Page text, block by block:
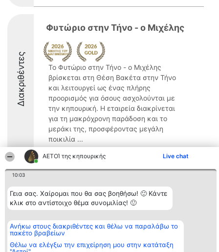
ΑΕΤΟΊ της κηπουρικής Live chat
10:03
Γεια σας. Χαίρομαι που θα σας βοηθήσω! 🙂 Κάντε
κλικ στο αντίστοιχο θέμα συνομιλίας! 🙂
Ανήκω στους διακριθέντες και θέλω να παραλάβω το
πακέτο βραβείων
Θέλω να ελέγξω την επιχείρηση μου στην κατάταξη
Διακριθέντες
Φυτώριο στην Τήνο - ο Μιχέλης
Το Φυτώριο στην Τήνο - ο Μιχέλης
βρίσκεται στη Θέση Βακέτα στην Τήνο
και λειτουργεί ως ένας πλήρης
προορισμός για όσους ασχολούνται με
την κηπουρική. Η εταιρεία διακρίνεται
για τη μακρόχρονη παράδοση και το
μεράκι της, προσφέροντας μεγάλη
ποικιλία ...
9.8
Διοργανωτής της
κατάταξης
BEAUTIFUL COMPANY
ΤΗΛ. ΕΠΙΚΟΙΝΩΝΙΑΣ:
2104128019
email:
aetoi@beautifulcompany.co
Κατάταξη
Διακριθέντες
Λίστα όλων
διακριθέντων
Μεθοδολογία
προϋποθέσεις
ΠΟΛΙΤΙΚΗ
Επικοινωνία